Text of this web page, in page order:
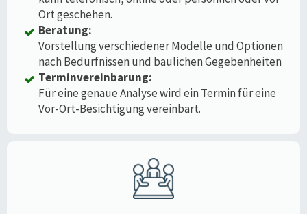
Ort geschehen.
Beratung:
Vorstellung verschiedener Modelle und Optionen
nach Bedürfnissen und baulichen Gegebenheiten
Terminvereinbarung:
Für eine genaue Analyse wird ein Termin für eine
Vor-Ort-Besichtigung vereinbart.